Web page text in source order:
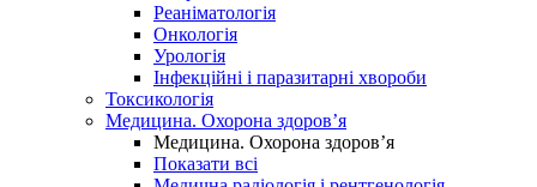
Реаніматологія
Онкологія
Урологія
Інфекційні і паразитарні хвороби
Токсикологія
Медицина. Охорона здоров’я
Медицина. Охорона здоров’я
Показати всі